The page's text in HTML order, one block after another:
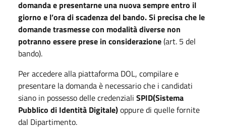
domanda e presentarne una nuova sempre entro il
giorno e l’ora di scadenza del bando. Si precisa che le
domande trasmesse con modalità diverse non
potranno essere prese in considerazione(art. 5 del
bando).
Per accedere alla piattaforma DOL, compilare e
presentare la domanda è necessario che i candidati
siano in possesso delle credenziali SPID(Sistema
Pubblico di Identità Digitale)oppure di quelle fornite
dal Dipartimento.